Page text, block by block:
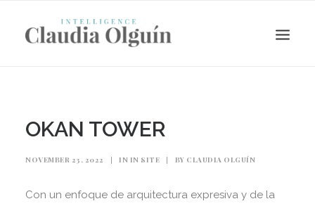
OKAN TOWER
NOVEMBER 23, 2022 | IN IN SITE | BY CLAUDIA OLGUÍN
Con un enfoque de arquitectura expresiva y de la